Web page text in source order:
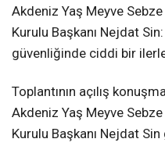
Akdeniz Yaş Meyve
Kurulu Başkanı Nejdat
güvenliğinde ciddi bir
Toplantının açılış
Akdeniz Yaş Meyve
Kurulu Başkanı Nejdat